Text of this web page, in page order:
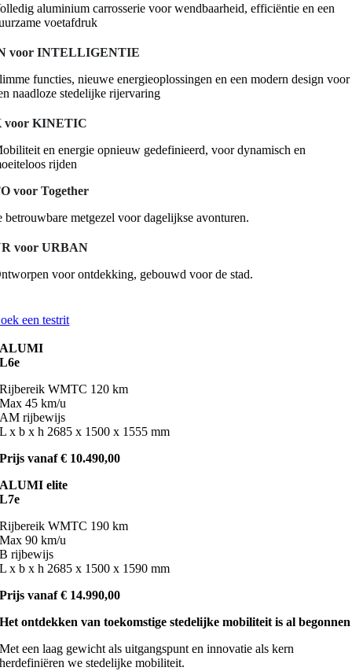
aluminium carrosserie voor wendbaarheid, efficiëntie en een
voetafdruk
voor INTELLIGENTIE
functies, nieuwe energieoplossingen en een modern design voor
naadloze stedelijke rijervaring
voor KINETIC
en energie opnieuw gedefinieerd, voor dynamisch en
rijden
voor Together
betrouwbare metgezel voor dagelijkse avonturen.
voor URBAN
voor ontdekking, gebouwd voor de stad.
een testrit
ALUMI
L6e
Rijbereik WMTC 120 km
Max 45 km/u
AM rijbewijs
L x b x h 2685 x 1500 x 1555 mm
Prijs vanaf € 10.490,00
ALUMI elite
L7e
Rijbereik WMTC 190 km
Max 90 km/u
B rijbewijs
L x b x h 2685 x 1500 x 1590 mm
Prijs vanaf € 14.990,00
Het ontdekken van toekomstige stedelijke mobiliteit is al begonnen
Met een laag gewicht als uitgangspunt en innovatie als kern
herdefiniëren we stedelijke mobiliteit.